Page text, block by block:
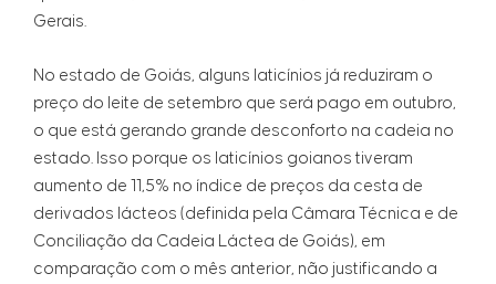
Gerais.
No estado de Goiás, alguns laticínios já reduziram o
preço do leite de setembro que será pago em outubro,
o que está gerando grande desconforto na cadeia no
estado. Isso porque os laticínios goianos tiveram
aumento de 11,5% no índice de preços da cesta de
derivados lácteos (definida pela Câmara Técnica e de
Conciliação da Cadeia Láctea de Goiás), em
comparação com o mês anterior, não justificando a